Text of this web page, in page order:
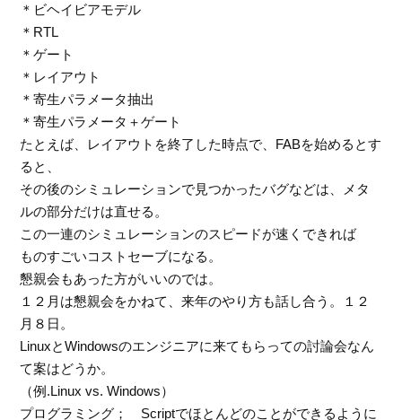
＊ビヘイビアモデル
＊RTL
＊ゲート
＊レイアウト
＊寄生パラメータ抽出
＊寄生パラメータ＋ゲート
たとえば、レイアウトを終了した時点で、FABを始めるとす
ると、
その後のシミュレーションで見つかったバグなどは、メタ
ルの部分だけは直せる。
この一連のシミュレーションのスピードが速くできれば
ものすごいコストセーブになる。
懇親会もあった方がいいのでは。
１２月は懇親会をかねて、来年のやり方も話し合う。１２
月８日。
LinuxとWindowsのエンジニアに来てもらっての討論会なん
て案はどうか。
（例.Linux vs. Windows）
プログラミング； Scriptでほとんどのことができるように